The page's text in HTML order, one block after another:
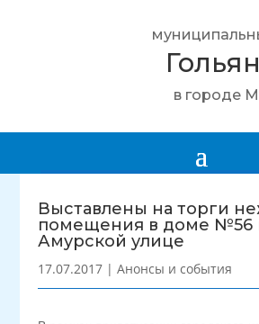
в городе
Выставлены на торги
помещения в доме №56
Амурской улице
17.07.2017 |Анонсы и события